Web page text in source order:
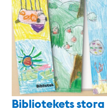
Bibliotekets stora